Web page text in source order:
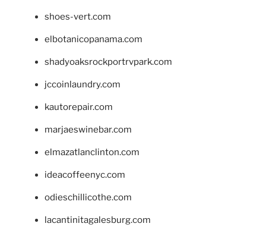
shoes-vert.com
elbotanicopanama.com
shadyoaksrockportrvpark.com
jccoinlaundry.com
kautorepair.com
marjaeswinebar.com
elmazatlanclinton.com
ideacoffeenyc.com
odieschillicothe.com
lacantinitagalesburg.com